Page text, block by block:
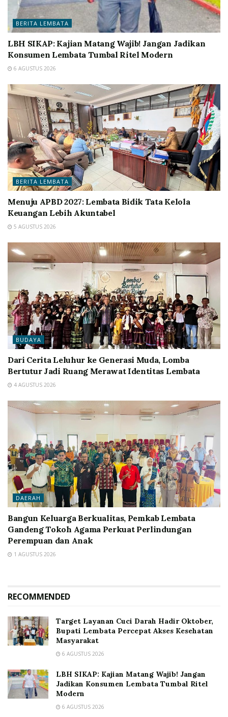
BERITA LEMBATA
LBH SIKAP: Kajian Matang Wajib! Jangan Jadikan
Konsumen Lembata Tumbal Ritel Modern
6 AGUSTUS 2026
BERITA LEMBATA
Menuju APBD 2027: Lembata Bidik Tata Kelola
Keuangan Lebih Akuntabel
5 AGUSTUS 2026
BUDAYA
Dari Cerita Leluhur ke Generasi Muda, Lomba
Bertutur Jadi Ruang Merawat Identitas Lembata
4 AGUSTUS 2026
DAERAH
Bangun Keluarga Berkualitas, Pemkab Lembata
Gandeng Tokoh Agama Perkuat Perlindungan
Perempuan dan Anak
1 AGUSTUS 2026
RECOMMENDED
Target Layanan Cuci Darah Hadir Oktober,
Bupati Lembata Percepat Akses Kesehatan
Masyarakat
6 AGUSTUS 2026
LBH SIKAP: Kajian Matang Wajib! Jangan
Jadikan Konsumen Lembata Tumbal Ritel
Modern
6 AGUSTUS 2026